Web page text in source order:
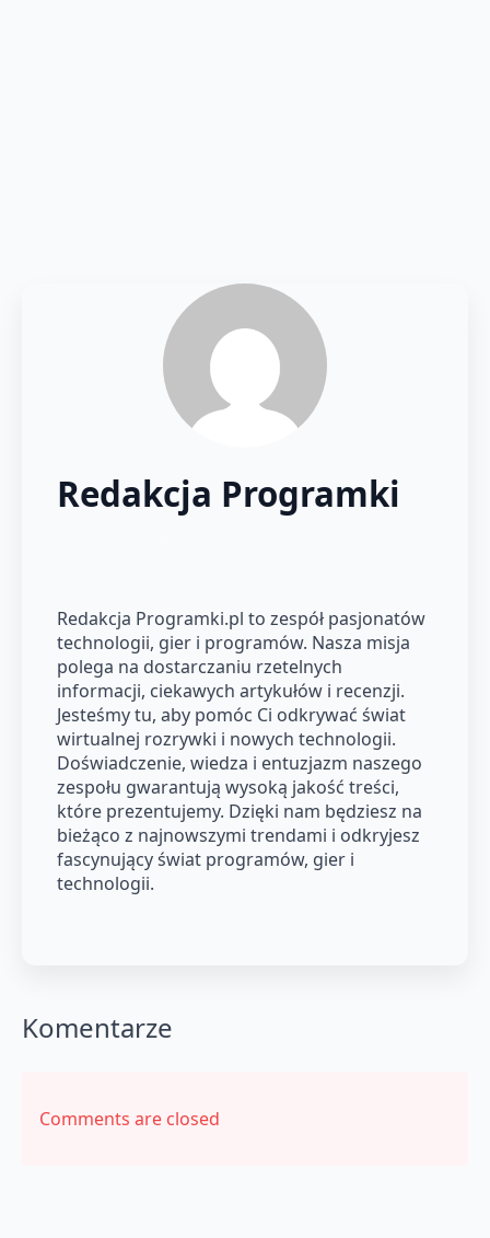
Redakcja Programki
Redakcja Programki.pl to zespół pasjonatów
technologii, gier i programów. Nasza misja
polega na dostarczaniu rzetelnych
informacji, ciekawych artykułów i recenzji.
Jesteśmy tu, aby pomóc Ci odkrywać świat
wirtualnej rozrywki i nowych technologii.
Doświadczenie, wiedza i entuzjazm naszego
zespołu gwarantują wysoką jakość treści,
które prezentujemy. Dzięki nam będziesz na
bieżąco z najnowszymi trendami i odkryjesz
fascynujący świat programów, gier i
technologii.
Komentarze
Comments are closed